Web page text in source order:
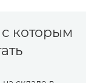
которым